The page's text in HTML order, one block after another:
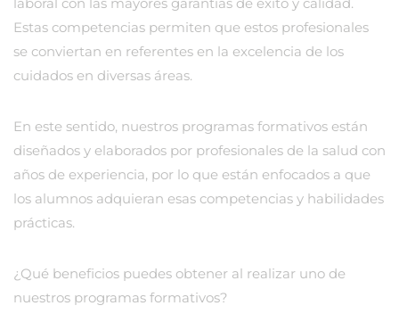
Estas competencias permiten que estos profesionales
se conviertan en referentes en la excelencia de los
cuidados en diversas áreas.
En este sentido, nuestros programas formativos están
diseñados y elaborados por profesionales de la salud con
años de experiencia, por lo que están enfocados a que
los alumnos adquieran esas competencias y habilidades
prácticas.
¿Qué beneficios puedes obtener al realizar uno de
nuestros programas formativos?